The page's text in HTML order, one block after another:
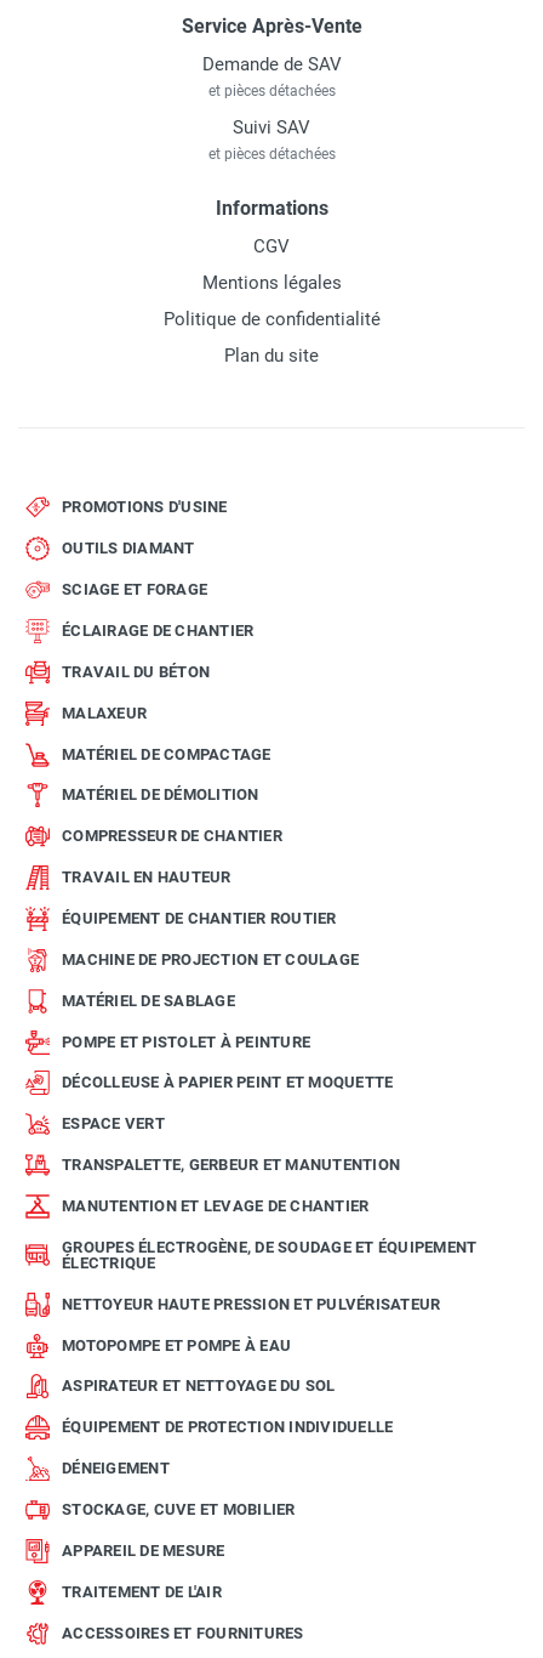
Service Après-Vente
Demande de SAV
et pièces détachées
Suivi SAV
et pièces détachées
Informations
CGV
Mentions légales
Politique de confidentialité
Plan du site
PROMOTIONS D'USINE
OUTILS DIAMANT
SCIAGE ET FORAGE
ÉCLAIRAGE DE CHANTIER
TRAVAIL DU BÉTON
MALAXEUR
MATÉRIEL DE COMPACTAGE
MATÉRIEL DE DÉMOLITION
COMPRESSEUR DE CHANTIER
TRAVAIL EN HAUTEUR
ÉQUIPEMENT DE CHANTIER ROUTIER
MACHINE DE PROJECTION ET COULAGE
MATÉRIEL DE SABLAGE
POMPE ET PISTOLET À PEINTURE
DÉCOLLEUSE À PAPIER PEINT ET MOQUETTE
ESPACE VERT
TRANSPALETTE, GERBEUR ET MANUTENTION
MANUTENTION ET LEVAGE DE CHANTIER
GROUPES ÉLECTROGÈNE, DE SOUDAGE ET ÉQUIPEMENT
ÉLECTRIQUE
NETTOYEUR HAUTE PRESSION ET PULVÉRISATEUR
MOTOPOMPE ET POMPE À EAU
ASPIRATEUR ET NETTOYAGE DU SOL
ÉQUIPEMENT DE PROTECTION INDIVIDUELLE
DÉNEIGEMENT
STOCKAGE, CUVE ET MOBILIER
APPAREIL DE MESURE
TRAITEMENT DE L'AIR
ACCESSOIRES ET FOURNITURES